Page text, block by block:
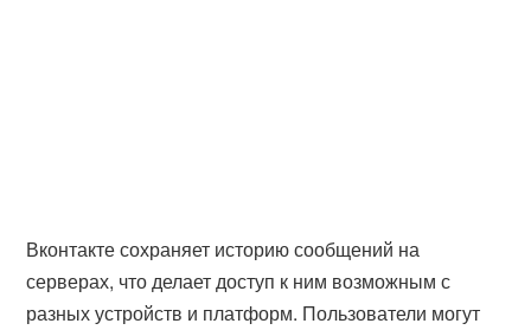
Вконтакте сохраняет историю сообщений на
серверах, что делает доступ к ним возможным с
разных устройств и платформ. Пользователи могут